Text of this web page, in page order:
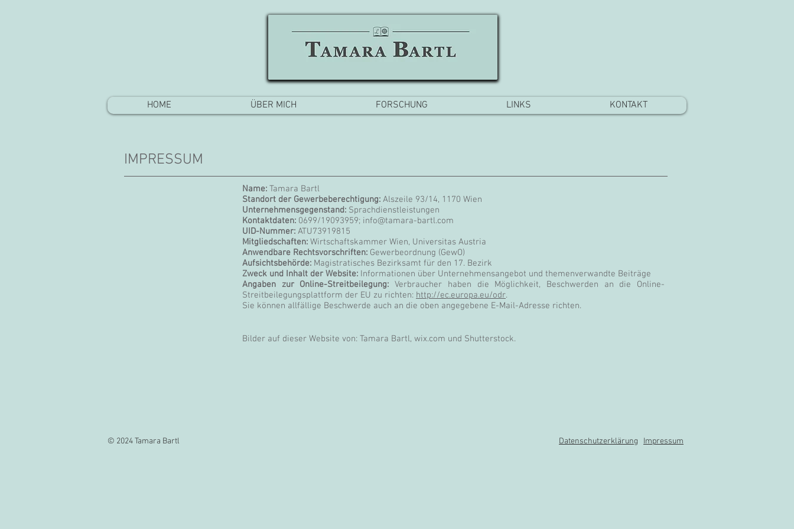
HOME ÜBER MICH FORSCHUNG LINKS KONTAKT
IMPRESSUM
Name: Tamara Bartl
Standort der Gewerbeberechtigung: Alszeile 93/14, 1170 Wien
Unternehmensgegenstand: Sprachdienstleistungen
Kontaktdaten: 0699/19093959; info@tamara-bartl.com
UID-Nummer: ATU73919815
Mitgliedschaften: Wirtschaftskammer Wien, Universitas Austria
Anwendbare Rechtsvorschriften: Gewerbeordnung (GewO)
Aufsichtsbehörde: Magistratisches Bezirksamt für den 17. Bezirk
Zweck und Inhalt der Website: Informationen über Unternehmensangebot und themenverwandte Beiträge
Angaben zur Online-Streitbeilegung: Verbraucher haben die Möglichkeit, Beschwerden an die Online-
Streitbeilegungsplattform der EU zu richten: http://ec.europa.eu/odr.
Sie können allfällige Beschwerde auch an die oben angegebene E-Mail-Adresse richten.
Bilder auf dieser Website von: Tamara Bartl, wix.com und Shutterstock.
© 2024 Tamara Bartl Datenschutzerklärung Impressum